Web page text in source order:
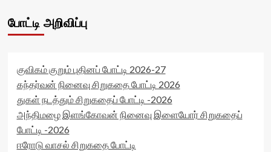
போட்டி அறிவிப்பு
குவிகம் குறும் புதினப் போட்டி 2026-27
கந்தர்வன் நினைவு சிறுகதை போட்டி 2026
துகள் நடத்தும் சிறுகதைப் போட்டி -2026
அந்திமழை இளங்கோவன் நினைவு இளையோர் சிறுகதைப்
போட்டி -2026
ஈரோடு வாசல் சிறுகதை போட்டி